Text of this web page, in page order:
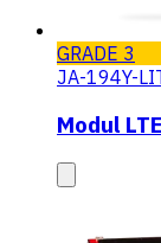
GRADE 3
JA-194Y-
Modul